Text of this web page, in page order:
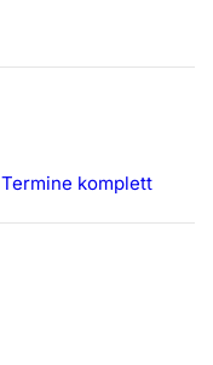
Termine komplett